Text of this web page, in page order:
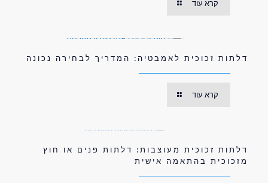
קרא עוד
דלתות זכוכית לאמבטיה: המדריך לבחירה נכונה
קרא עוד
דלתות זכוכית מעוצבות: דלתות פנים או חוץ
מזכוכית בהתאמה אישית